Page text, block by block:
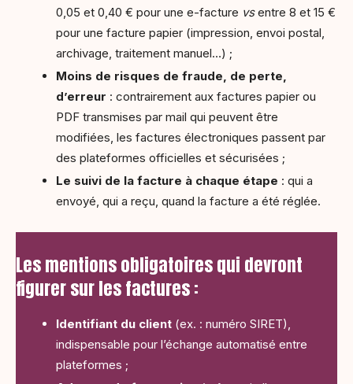
0,05 et 0,40 € pour une e-facture vsentre 8 et 15 €
pour une facture papier (impression, envoi postal,
archivage, traitement manuel…) ;
Moins de risques de fraude, de perte,
d’erreur : contrairement aux factures papier ou
PDF transmises par mail qui peuvent être
modifiées, les factures électroniques passent par
des plateformes officielles et sécurisées ;
Le suivi de la facture à chaque étape : qui a
envoyé, qui a reçu, quand la facture a été réglée.
Les mentions obligatoires qui devront
figurer sur les factures :
Identifiant du client (ex. : numéro SIRET),
indispensable pour l’échange automatisé entre
plateformes ;